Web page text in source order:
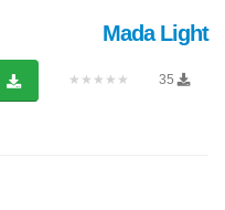
Mada Light
35
★★★★★